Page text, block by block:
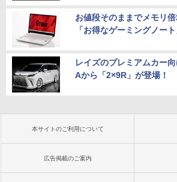
お値段そのままでメモリ
「お得なゲーミングノート
レイズのプレミアムカー
Aから「2×9R」が登場！
本サイトのご利用について
広告掲載のご案内